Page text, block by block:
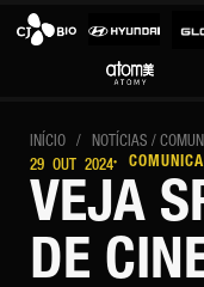
INÍCIO / NOTÍCIAS /
29 OUT 2024·
VEJA
DE